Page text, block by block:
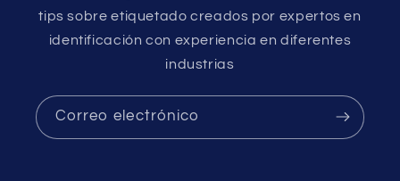
tips sobre etiquetado creados por expertos en
identificación con experiencia en diferentes
industrias
Correo electrónico